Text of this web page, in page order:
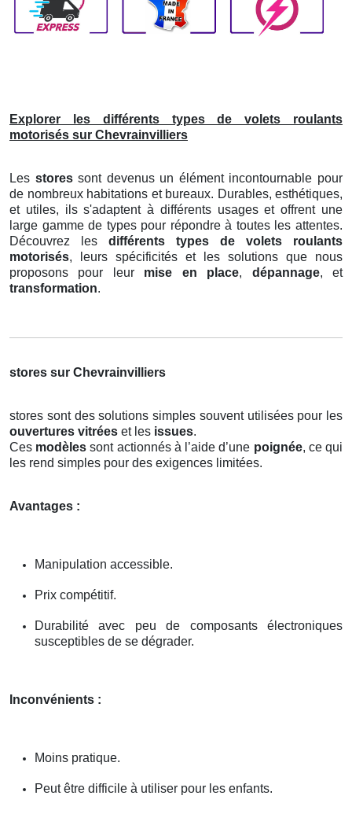
Explorer les différents types de volets roulants
motorisés sur Chevrainvilliers
Les storessont devenus un élément incontournable pour
de nombreux habitations et bureaux. Durables, esthétiques,
et utiles, ils s'adaptent à différents usages et offrent une
large gamme de types pour répondre à toutes les attentes.
Découvrez les différents types de volets roulants
motorisés, leurs spécificités et les solutions que nous
proposons pour leur mise en place, dépannage, et
transformation.
stores sur Chevrainvilliers
stores sont des solutions simples souvent utilisées pour les
ouvertures vitrées et les issues.
Ces modèles sont actionnés à l’aide d’une poignée, ce qui
les rend simples pour des exigences limitées.
Avantages :
Manipulation accessible.
Prix compétitif.
Durabilité avec peu de composants électroniques
susceptibles de se dégrader.
Inconvénients :
Moins pratique.
Peut être difficile à utiliser pour les enfants.